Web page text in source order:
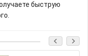
быструю